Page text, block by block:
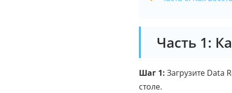
Часть 1:
Шаг 1: Загрузите Data
столе.